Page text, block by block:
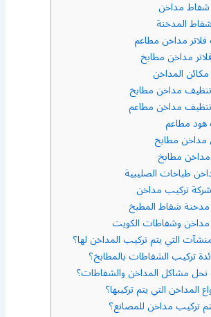
مداخن
المدخنة
مداخن مطاعم
مداخن مطابخ
المداخن
مداخن مطابخ
مداخن مطاعم
مطاعم
مطابخ
مطابخ
طباخات الصليبية
تركيب مداخن
شفاط المطبخ
وشفاطات الكويت
التي يتم تركيب المداخن لها؟
تركيب الشفاطات بالمطابخ؟
مشاكل المداخن والشفاطات؟
المداخن التي يتم تركيبها؟
تركيب مداخن للمصانع؟